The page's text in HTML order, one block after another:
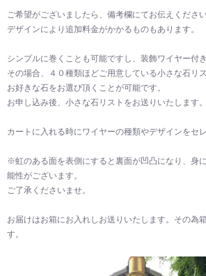
ご希望がございましたら、備考欄にてお伝えください
デザインにより追加料金がかかるものもあります。
シンプルに巻くことも可能ですし、装飾ワイヤー付
その場合、４０種類ほどご用意している小さな石リ
お好きな石をお選び頂くことが可能です。
お申し込み後、小さな石リストをお送りいたします。
カートに入れる時にワイヤーの種類やデザインをセ
※虹のある面を表側にすると裏面が凹凸になり、身
能性がございます。
ご了承くださいませ。
お届けはお箱にお入れしお送りいたします。その為
す。